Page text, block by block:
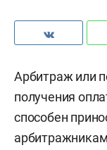
Арбитраж или
получения
способен